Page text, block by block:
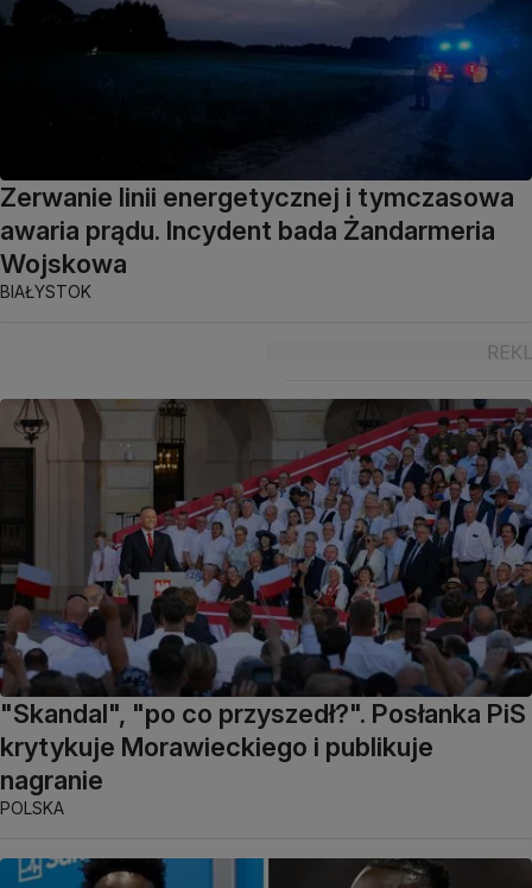
Zerwanie linii energetycznej i tymczasowa
awaria prądu. Incydent bada Żandarmeria
Wojskowa
BIAŁYSTOK
"Skandal", "po co przyszedł?". Posłanka PiS
krytykuje Morawieckiego i publikuje
nagranie
POLSKA